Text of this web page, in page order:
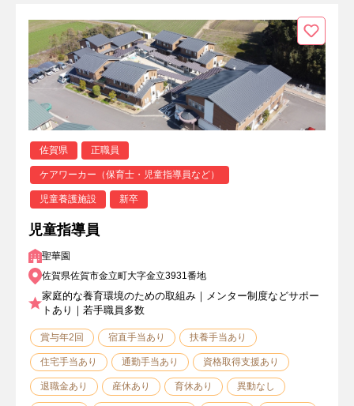
佐賀県 正職員
ケアワーカー（保育士・児童指導員など）
児童養護施設 新卒
児童指導員
聖華園
佐賀県佐賀市金立町大字金立3931番地
家庭的な養育環境のための取組み｜メンター制度などサポー
トあり｜若手職員多数
賞与年2回 宿直手当あり 扶養手当あり
住宅手当あり 通勤手当あり 資格取得支援あり
退職金あり 産休あり 育休あり 異動なし